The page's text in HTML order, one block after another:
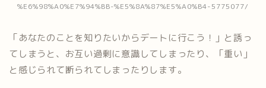
%E6%98%A0%E7%94%BB-%E5%8A%87%E5%A0%B4-5775077/
「あなたのことを知りたいからデートに行こう！」と誘っ
てしまうと、お互い過剰に意識してしまったり、「重い」
と感じられて断られてしまったりします。